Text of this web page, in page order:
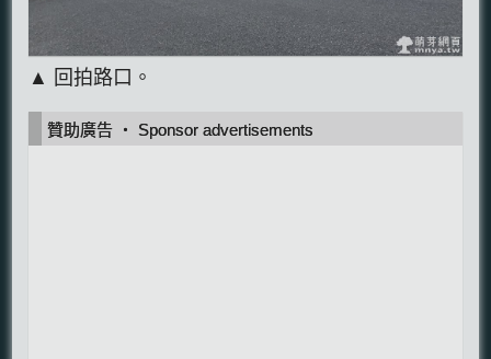
▲ 回拍路口。
贊助廣告 ‧ Sponsor advertisements